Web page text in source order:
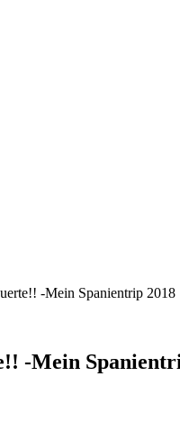
-Mein Spanientrip 2018
-Mein